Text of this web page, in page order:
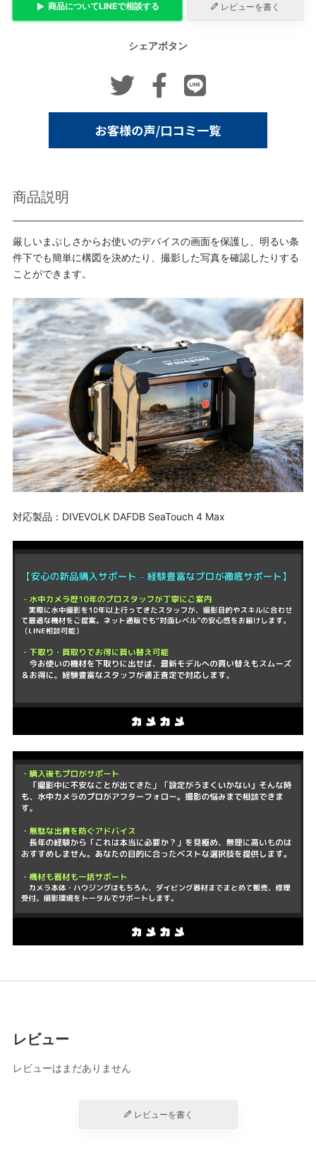
商品についてLINEで相談する レビューを書く
シェアボタン
商品説明
厳しいまぶしさからお使いのデバイスの画面を保護し、明るい条
件下でも簡単に構図を決めたり、撮影した写真を確認したりする
ことができます。
対応製品：DIVEVOLK DAFDB SeaTouch 4 Max
レビュー
レビューはまだありません
レビューを書く